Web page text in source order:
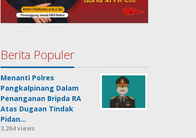
Berita Populer
Menanti Polres
Pangkalpinang Dalam
Penanganan Bripda RA
Atas Dugaan Tindak
Pidan…
3,264 views